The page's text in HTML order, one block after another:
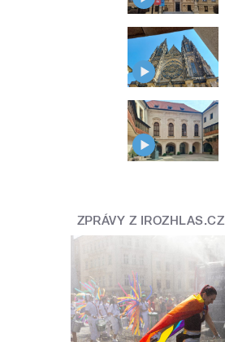
ZPRÁVY Z IROZHLAS.CZ